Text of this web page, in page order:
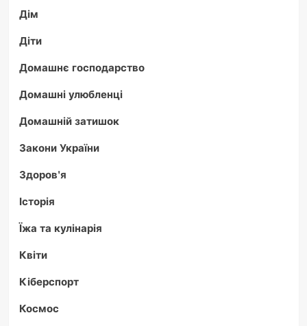
Дім
Діти
Домашнє господарство
Домашні улюбленці
Домашній затишок
Закони України
Здоров'я
Історія
Їжа та кулінарія
Квіти
Кіберспорт
Космос